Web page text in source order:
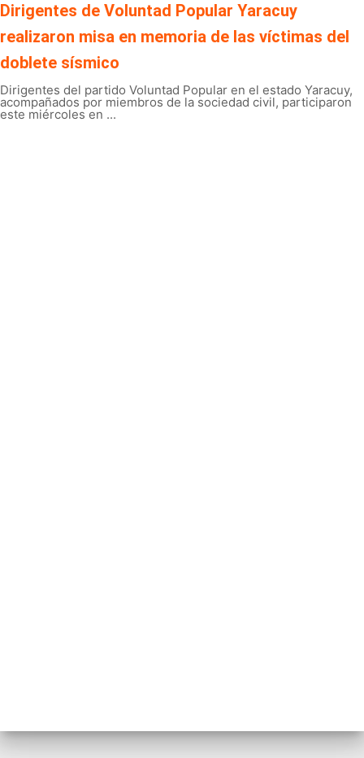
Dirigentes de Voluntad Popular Yaracuy
realizaron misa en memoria de las víctimas del
doblete sísmico
Dirigentes del partido Voluntad Popular en el estado Yaracuy,
acompañados por miembros de la sociedad civil, participaron
este miércoles en ...